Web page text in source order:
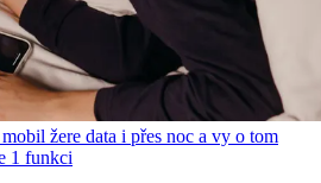
žere data i přes noc a vy o tom
1 funkci